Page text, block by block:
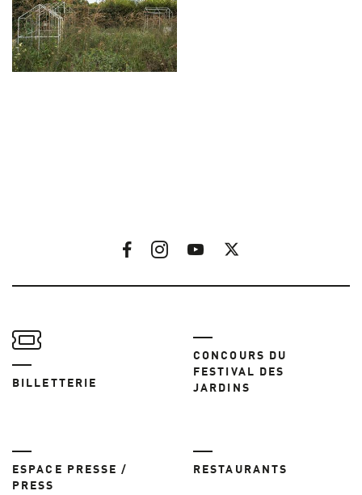
BILLETTERIE
CONCOURS DU
FESTIVAL DES
JARDINS
ESPACE PRESSE /
PRESS
RESTAURANTS